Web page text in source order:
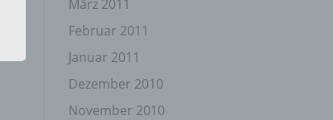
März 2011
Februar 2011
Januar 2011
Dezember 2010
November 2010